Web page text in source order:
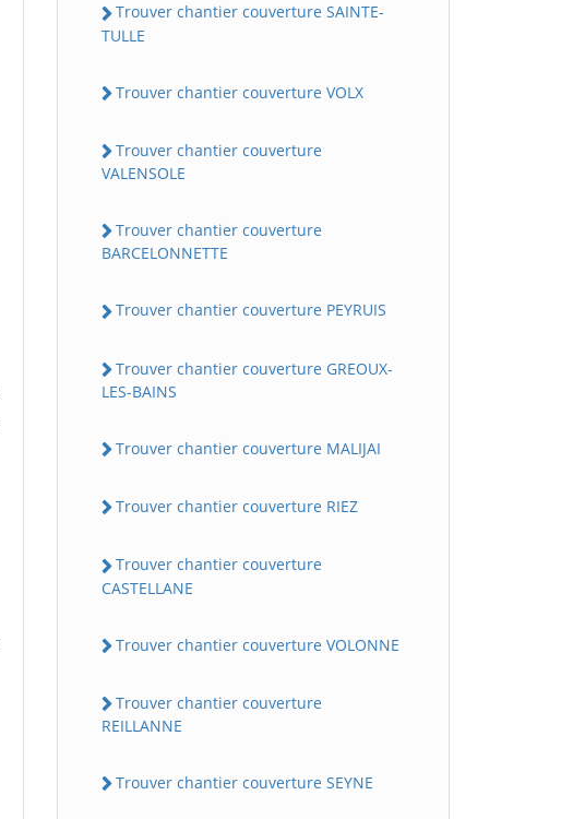
Trouver chantier couverture SAINTE-
TULLE
Trouver chantier couverture VOLX
Trouver chantier couverture
VALENSOLE
Trouver chantier couverture
BARCELONNETTE
Trouver chantier couverture PEYRUIS
Trouver chantier couverture GREOUX-
LES-BAINS
Trouver chantier couverture MALIJAI
Trouver chantier couverture RIEZ
Trouver chantier couverture
CASTELLANE
Trouver chantier couverture VOLONNE
Trouver chantier couverture
REILLANNE
Trouver chantier couverture SEYNE